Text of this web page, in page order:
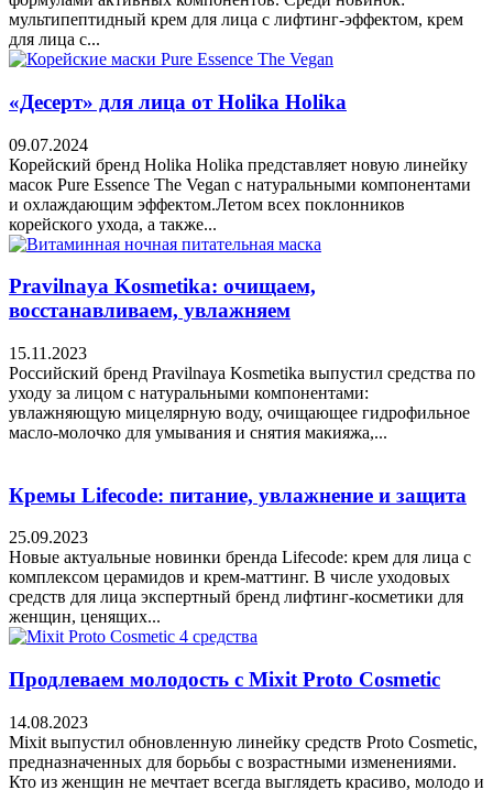
мультипептидный крем для лица с лифтинг-эффектом, крем
для лица с...
«Десерт» для лица от Holika Holika
09.07.2024
Корейский бренд Holika Holika представляет новую линейку
масок Pure Essence The Vegan с натуральными компонентами
и охлаждающим эффектом.Летом всех поклонников
корейского ухода, а также...
Pravilnaya Kosmetika: очищаем,
восстанавливаем, увлажняем
15.11.2023
Российский бренд Pravilnaya Kosmetika выпустил средства по
уходу за лицом с натуральными компонентами:
увлажняющую мицелярную воду, очищающее гидрофильное
масло-молочко для умывания и снятия макияжа,...
Кремы Lifecode: питание, увлажнение и защита
25.09.2023
Новые актуальные новинки бренда Lifecode: крем для лица с
комплексом церамидов и крем-маттинг. В числе уходовых
средств для лица экспертный бренд лифтинг-косметики для
женщин, ценящих...
Продлеваем молодость с Mixit Proto Cosmetic
14.08.2023
Mixit выпустил обновленную линейку средств Proto Cosmetic,
предназначенных для борьбы с возрастными изменениями.
Кто из женщин не мечтает всегда выглядеть красиво, молодо и